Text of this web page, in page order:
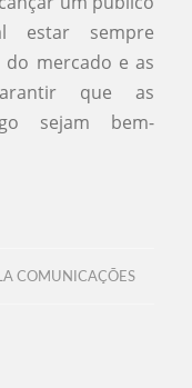
estar sempre
do mercado e as
que as
sejam bem-
COMUNICAÇÕES